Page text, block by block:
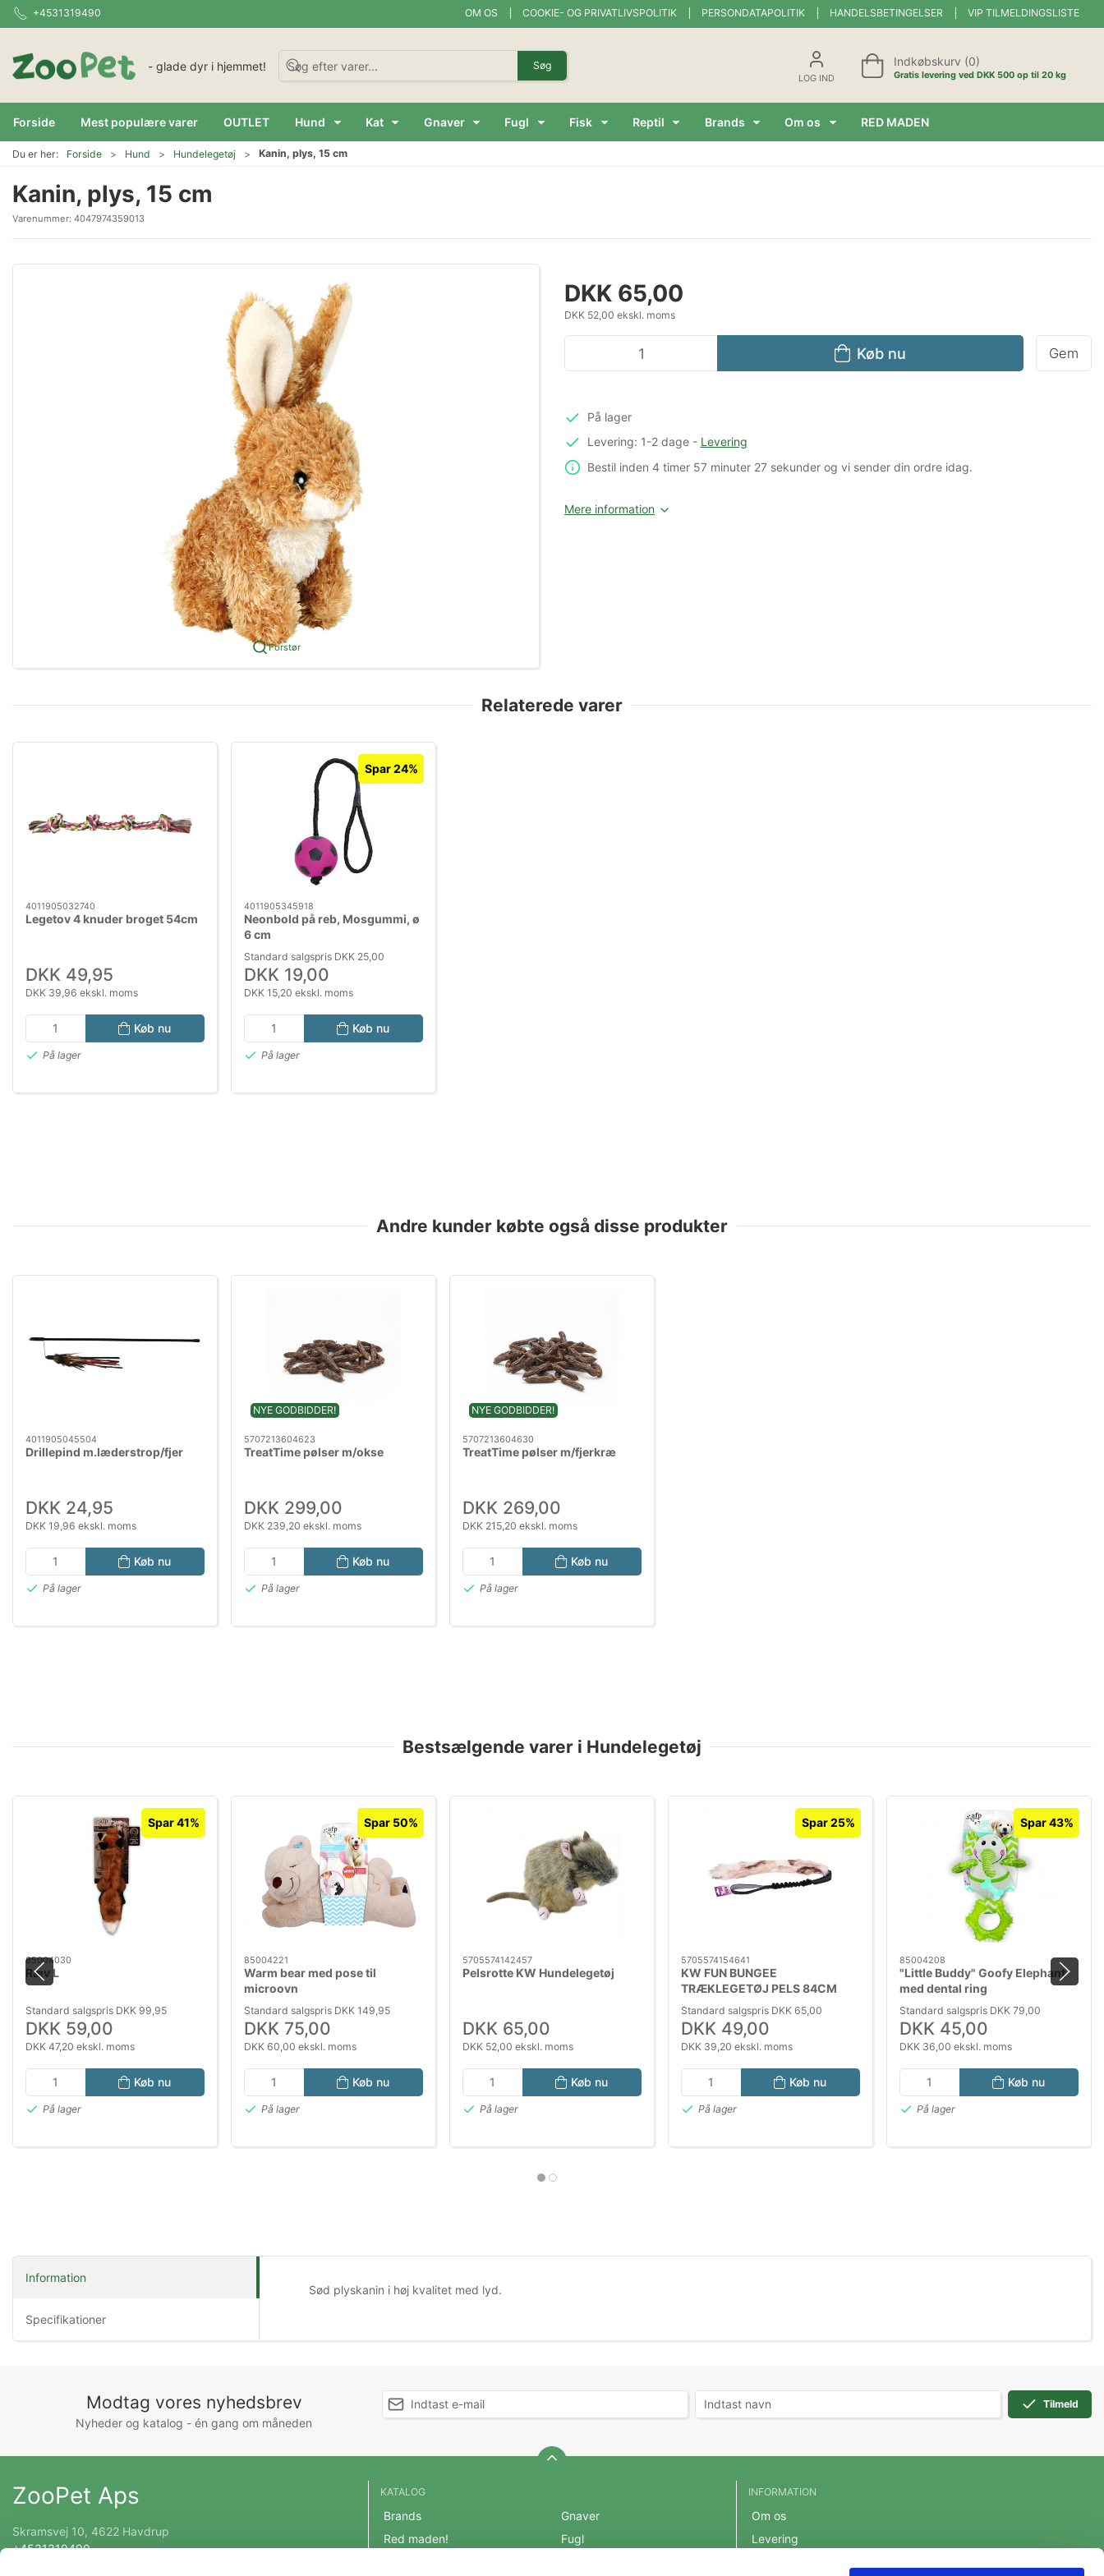
+4531319490 OM OS COOKIE- OG PRIVATLIVSPOLITIK PERSONDATAPOLITIK HANDELSBETINGELSER VIP TILMELDINGSLISTE
- glade dyr i hjemmet! Søg
LOG IND
Indkøbskurv (0)
Gratis levering ved DKK 500 op til 20 kg
Forside Mest populære varer OUTLET Hund Kat Gnaver Fugl Fisk Reptil Brands Om os RED MADEN
Du er her: Forside Hund Hundelegetøj Kanin, plys, 15 cm
Kanin, plys, 15 cm
Varenummer: 4047974359013
Forstør
DKK 65,00
DKK 52,00 ekskl. moms
Køb nu Gem
På lager
Levering: 1-2 dage- Levering
Bestil inden 4 timer57 minuter27 sekunderog vi sender din ordre idag.
Mere information
Relaterede varer
4011905032740
Legetov 4 knuder broget 54cm
DKK 49,95
DKK 39,96 ekskl. moms
Køb nu
På lager
Spar 24%
4011905345918
Neonbold på reb, Mosgummi, ø
6 cm
Standard salgspris DKK 25,00
DKK 19,00
DKK 15,20 ekskl. moms
Køb nu
På lager
Andre kunder købte også disse produkter
4011905045504
Drillepind m.læderstrop/fjer
DKK 24,95
DKK 19,96 ekskl. moms
Køb nu
På lager
NYE GODBIDDER!
5707213604623
TreatTime pølser m/okse
DKK 299,00
DKK 239,20 ekskl. moms
Køb nu
På lager
NYE GODBIDDER!
5707213604630
TreatTime pølser m/fjerkræ
DKK 269,00
DKK 215,20 ekskl. moms
Køb nu
På lager
Bestsælgende varer i Hundelegetøj
Spar 41%
85004030
Ræv L
Standard salgspris DKK 99,95
DKK 59,00
DKK 47,20 ekskl. moms
Køb nu
På lager
Spar 50%
85004221
Warm bear med pose til
microovn
Standard salgspris DKK 149,95
DKK 75,00
DKK 60,00 ekskl. moms
Køb nu
På lager
5705574142457
Pelsrotte KW Hundelegetøj
DKK 65,00
DKK 52,00 ekskl. moms
Køb nu
På lager
Spar 25%
5705574154641
KW FUN BUNGEE
TRÆKLEGETØJ PELS 84CM
Standard salgspris DKK 65,00
DKK 49,00
DKK 39,20 ekskl. moms
Køb nu
På lager
Spar 43%
85004208
"Little Buddy" Goofy Elephant
med dental ring
Standard salgspris DKK 79,00
DKK 45,00
DKK 36,00 ekskl. moms
Køb nu
På lager
Information
Specifikationer
Sød plyskanin i høj kvalitet med lyd.
Modtag vores nyhedsbrev
Nyheder og katalog - én gang om måneden
Tilmeld
ZooPet Aps
Skramsvej 10, 4622 Havdrup
+4531319490
KATALOG
Brands
Red maden!
Gnaver
Fugl
INFORMATION
Om os
Levering